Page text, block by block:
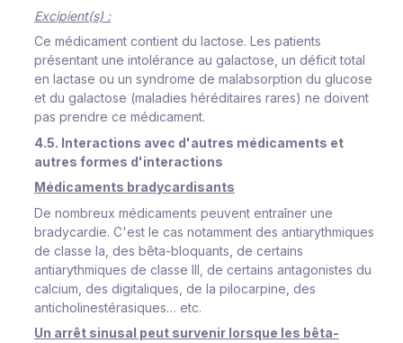
Excipient(s) :
Ce médicament contient du lactose. Les patients
présentant une intolérance au galactose, un déficit total
en lactase ou un syndrome de malabsorption du glucose
et du galactose (maladies héréditaires rares) ne doivent
pas prendre ce médicament.
4.5. Interactions avec d'autres médicaments et
autres formes d'interactions
Médicaments bradycardisants
De nombreux médicaments peuvent entraîner une
bradycardie. C'est le cas notamment des antiarythmiques
de classe Ia, des bêta-bloquants, de certains
antiarythmiques de classe III, de certains antagonistes du
calcium, des digitaliques, de la pilocarpine, des
anticholinestérasiques… etc.
Un arrêt sinusal peut survenir lorsque les bêta-